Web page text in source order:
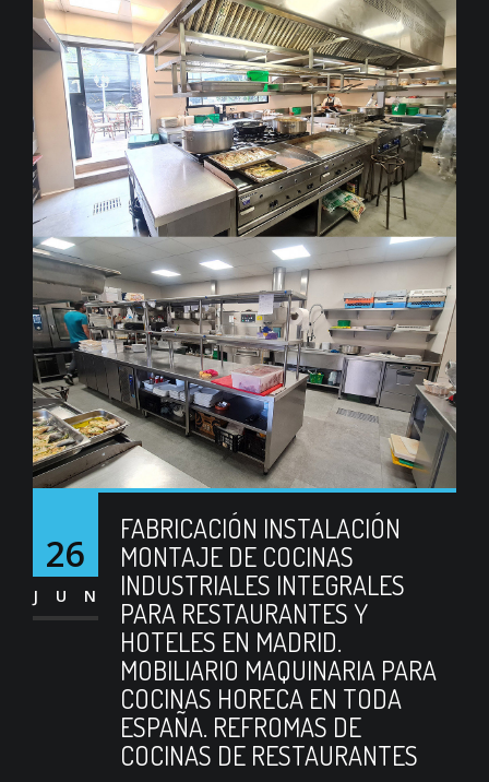
26
JUN
FABRICACIÓN INSTALACIÓN
MONTAJE DE COCINAS
INDUSTRIALES INTEGRALES
PARA RESTAURANTES Y
HOTELES EN MADRID.
MOBILIARIO MAQUINARIA PARA
COCINAS HORECA EN TODA
ESPAÑA. REFROMAS DE
COCINAS DE RESTAURANTES